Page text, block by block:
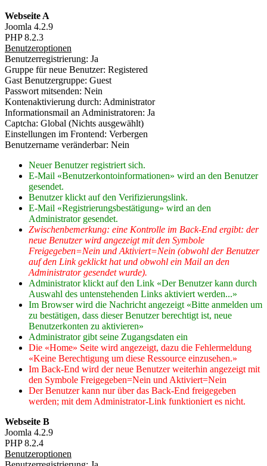
Webseite A
Joomla 4.2.9
PHP 8.2.3
Benutzeroptionen
Benutzerregistrierung: Ja
Gruppe für neue Benutzer: Registered
Gast Benutzergruppe: Guest
Passwort mitsenden: Nein
Kontenaktivierung durch: Administrator
Informationsmail an Administratoren: Ja
Captcha: Global (Nichts ausgewählt)
Einstellungen im Frontend: Verbergen
Benutzername veränderbar: Nein
Neuer Benutzer registriert sich.
E-Mail «Benutzerkontoinformationen» wird an den Benutzer
gesendet.
Benutzer klickt auf den Verifizierungslink.
E-Mail «Registrierungsbestätigung» wird an den
Administrator gesendet.
Zwischenbemerkung: eine Kontrolle im Back-End ergibt: der
neue Benutzer wird angezeigt mit den Symbole
Freigegeben=Nein und Aktiviert=Nein (obwohl der Benutzer
auf den Link geklickt hat und obwohl ein Mail an den
Administrator gesendet wurde).
Administrator klickt auf den Link «Der Benutzer kann durch
Auswahl des untenstehenden Links aktiviert werden...»
Im Browser wird die Nachricht angezeigt «Bitte anmelden um
zu bestätigen, dass dieser Benutzer berechtigt ist, neue
Benutzerkonten zu aktivieren»
Administrator gibt seine Zugangsdaten ein
Die «Home» Seite wird angezeigt, dazu die Fehlermeldung
«Keine Berechtigung um diese Ressource einzusehen.»
Im Back-End wird der neue Benutzer weiterhin angezeigt mit
den Symbole Freigegeben=Nein und Aktiviert=Nein
Der Benutzer kann nur über das Back-End freigegeben
werden; mit dem Administrator-Link funktioniert es nicht.
Webseite B
Joomla 4.2.9
PHP 8.2.4
Benutzeroptionen